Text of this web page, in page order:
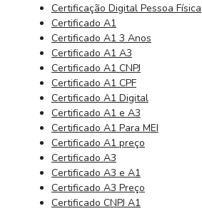
Certificação Digital Pessoa Física
Certificado A1
Certificado A1 3 Anos
Certificado A1 A3
Certificado A1 CNPJ
Certificado A1 CPF
Certificado A1 Digital
Certificado A1 e A3
Certificado A1 Para MEI
Certificado A1 preço
Certificado A3
Certificado A3 e A1
Certificado A3 Preço
Certificado CNPJ A1